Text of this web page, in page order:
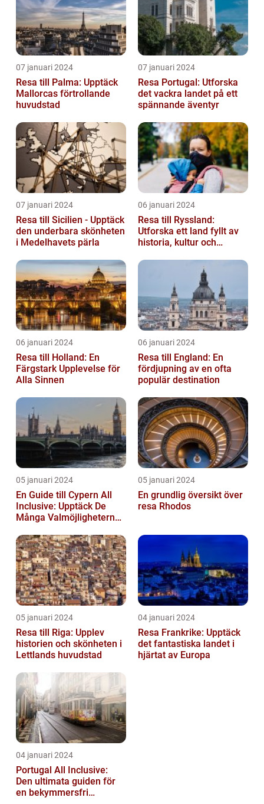
07 januari 2024
Resa till Palma: Upptäck
Mallorcas förtrollande
huvudstad
07 januari 2024
Resa Portugal: Utforska
det vackra landet på ett
spännande äventyr
07 januari 2024
Resa till Sicilien - Upptäck
den underbara skönheten
i Medelhavets pärla
06 januari 2024
Resa till Ryssland:
Utforska ett land fyllt av
historia, kultur och
06 januari 2024
Resa till Holland: En
Färgstark Upplevelse för
Alla Sinnen
06 januari 2024
Resa till England: En
fördjupning av en ofta
populär destination
05 januari 2024
En Guide till Cypern All
Inclusive: Upptäck De
Många Valmöjligheterna
Semester...
05 januari 2024
En grundlig översikt över
resa Rhodos
05 januari 2024
Resa till Riga: Upplev
historien och skönheten i
Lettlands huvudstad
04 januari 2024
Resa Frankrike: Upptäck
det fantastiska landet i
hjärtat av Europa
04 januari 2024
Portugal All Inclusive:
Den ultimata guiden för
en bekymmersfri